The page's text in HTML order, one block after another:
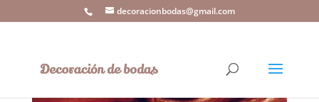
decoracionbodas@gmail.com